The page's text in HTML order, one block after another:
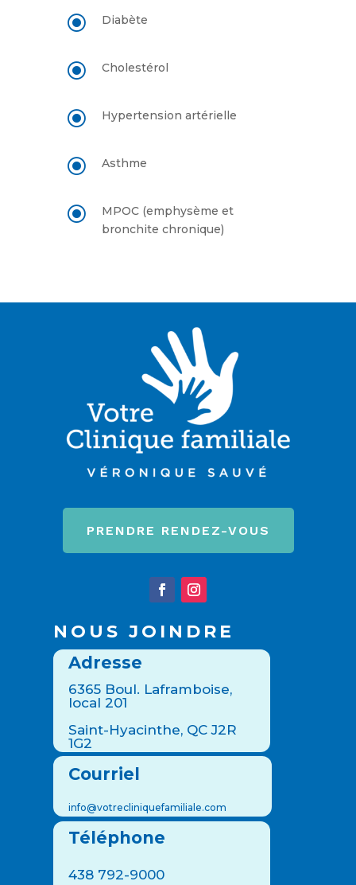
\ Diabète
\ Cholestérol
\ Hypertension artérielle
\ Asthme
\
MPOC (emphysème et
bronchite chronique)
PRENDRE RENDEZ-VOUS
NOUS JOINDRE
Adresse
6365 Boul. Laframboise,
local 201
Saint-Hyacinthe, QC J2R
1G2
Courriel
info@votrecliniquefamiliale.com
Téléphone
438 792-9000